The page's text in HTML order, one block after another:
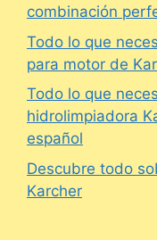
combinación
Todo lo que
para motor de
Todo lo que
hidrolimpiadora
español
Descubre todo
Karcher